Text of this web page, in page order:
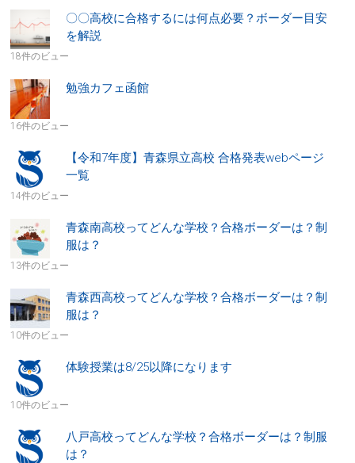
〇〇高校に合格するには何点必要？ボーダー目安
を解説
18件のビュー
勉強カフェ函館
16件のビュー
【令和7年度】青森県立高校 合格発表webページ
一覧
14件のビュー
青森南高校ってどんな学校？合格ボーダーは？制
服は？
13件のビュー
青森西高校ってどんな学校？合格ボーダーは？制
服は？
10件のビュー
体験授業は8/25以降になります
10件のビュー
八戸高校ってどんな学校？合格ボーダーは？制服
は？